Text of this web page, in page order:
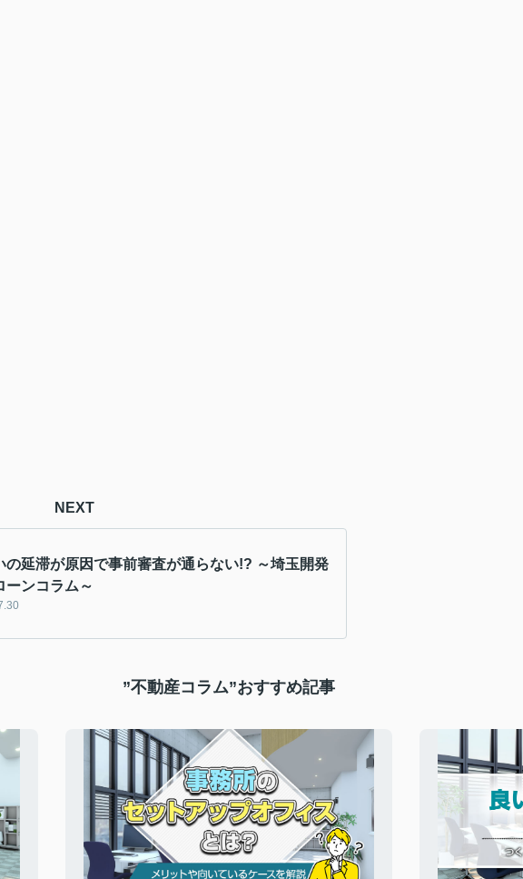
NEXT
の延滞が原因で事前審査が通らない!? ～埼玉開発
ーンコラム～
”不動産コラム”おすすめ記事